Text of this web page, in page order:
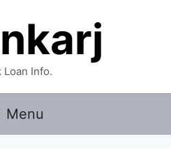
Loan Info.
Menu